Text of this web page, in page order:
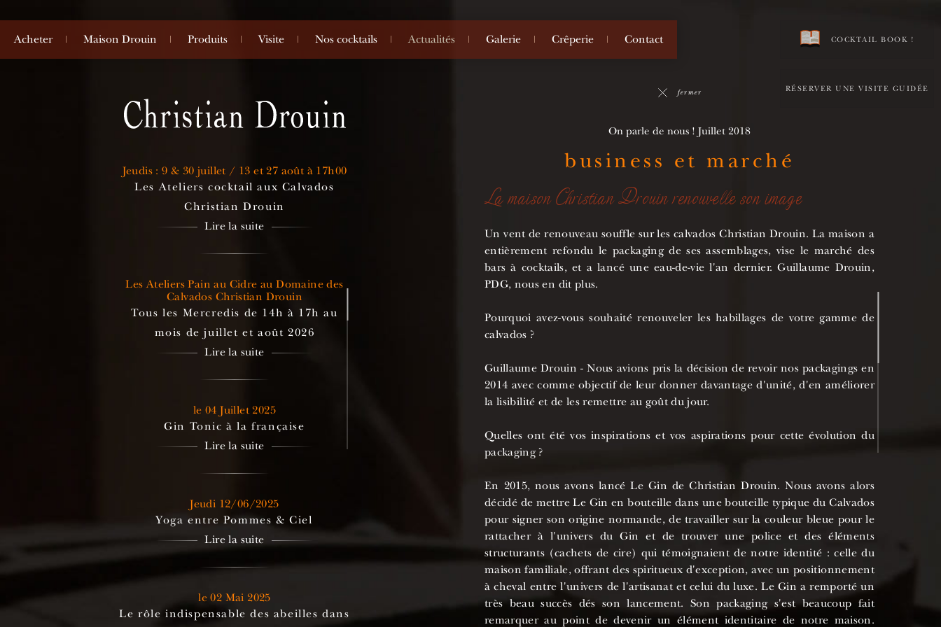
Acheter Maison Drouin Produits Visite Nos cocktails Actualités Galerie Crêperie Contact COCKTAIL BOOK !
RÉSERVER UNE VISITE GUIDÉE
Jeudis : 9 & 30 juillet / 13 et 27 août à 17h00
Les Ateliers cocktail aux Calvados
Christian Drouin
Lire la suite
Les Ateliers Pain au Cidre au Domaine des
Calvados Christian Drouin
Tous les Mercredis de 14h à 17h au
mois de juillet et août 2026
Lire la suite
le 04 Juillet 2025
Gin Tonic à la française
Lire la suite
Jeudi 12/06/2025
Yoga entre Pommes & Ciel
Lire la suite
le 02 Mai 2025
Le rôle indispensable des abeilles dans
fermer
On parle de nous ! Juillet 2018
business et marché
La maison Christian Drouin renouvelle son image
Un vent de renouveau souffle sur les calvados Christian Drouin. La maison a
entièrement refondu le packaging de ses assemblages, vise le marché des
bars à cocktails, et a lancé une eau-de-vie l'an dernier. Guillaume Drouin,
PDG, nous en dit plus.
Pourquoi avez-vous souhaité renouveler les habillages de votre gamme de
calvados ?
Guillaume Drouin - Nous avions pris la décision de revoir nos packagings en
2014 avec comme objectif de leur donner davantage d'unité, d'en améliorer
la lisibilité et de les remettre au goût du jour.
Quelles ont été vos inspirations et vos aspirations pour cette évolution du
packaging ?
En 2015, nous avons lancé Le Gin de Christian Drouin. Nous avons alors
décidé de mettre Le Gin en bouteille dans une bouteille typique du Calvados
pour signer son origine normande, de travailler sur la couleur bleue pour le
rattacher à l'univers du Gin et de trouver une police et des éléments
structurants (cachets de cire) qui témoignaient de notre identité : celle du
maison familiale, offrant des spiritueux d'exception, avec un positionnement
à cheval entre l'univers de l'artisanat et celui du luxe. Le Gin a remporté un
très beau succès dés son lancement. Son packaging s'est beaucoup fait
remarquer au point de devenir un élément identitaire de notre maison.